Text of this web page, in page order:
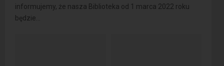
informujemy, że nasza Biblioteka od 1 marca 2022 roku
będzie...